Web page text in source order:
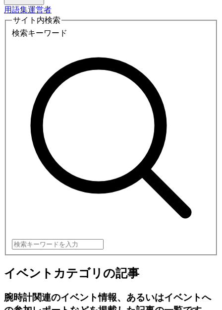
用語集運営者
サイト内検索
検索キーワード
イベントカテゴリの記事
腕時計関連のイベント情報、あるいはイベントへ